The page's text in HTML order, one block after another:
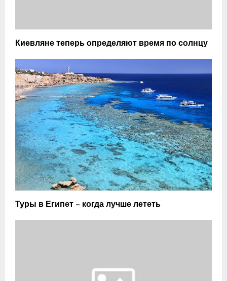
Киевляне теперь определяют время по солнцу
Туры в Египет – когда лучше лететь